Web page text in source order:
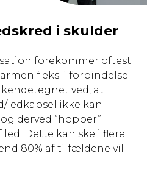
i skulder
forekommer oftest
f.eks. i forbindelse
ved, at
ledkapsel ikke kan
derved ”hopper”
Dette kan ske i flere
80% af tilfældene vil